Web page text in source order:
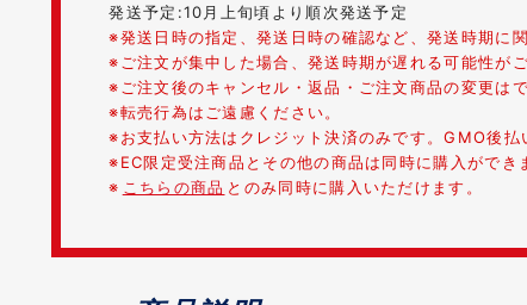
発送予定:10月上旬頃より順次発送予定
※発送日時の指定、発送日時の確認など、発送時期に
※ご注文が集中した場合、発送時期が遅れる可能性がご
※ご注文後のキャンセル・返品・ご注文商品の変更はで
※転売行為はご遠慮ください。
※お支払い方法はクレジット決済のみです。GMO後払
※EC限定受注商品とその他の商品は同時に購入ができ
※ こちらの商品 とのみ同時に購入いただけます。